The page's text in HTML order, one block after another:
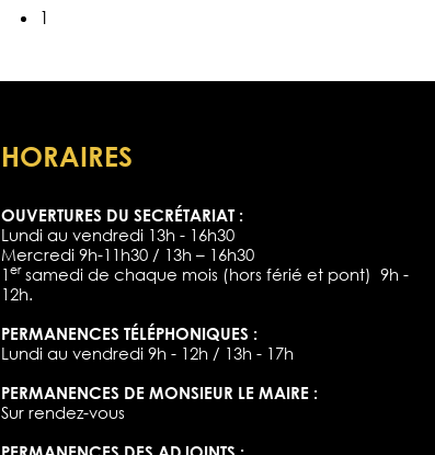
1
HORAIRES
OUVERTURES DU SECRÉTARIAT :
Lundi au vendredi 13h - 16h30
Mercredi 9h-11h30 / 13h – 16h30
1 ersamedi de chaque mois (hors férié et pont) 9h -
12h.
PERMANENCES TÉLÉPHONIQUES :
Lundi au vendredi 9h - 12h / 13h - 17h
PERMANENCES DE MONSIEUR LE MAIRE :
Sur rendez-vous